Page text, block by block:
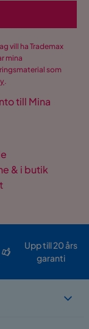
vill ha Trademax
mina
som
.
till Mina
& i butik
Upp till 20 års
garanti